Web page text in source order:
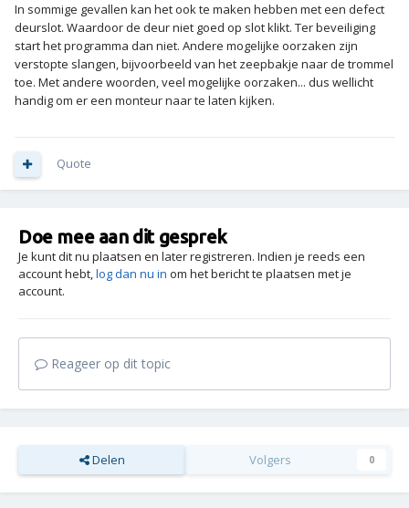
In sommige gevallen kan het ook te maken hebben met een defect
deurslot. Waardoor de deur niet goed op slot klikt. Ter beveiliging
start het programma dan niet. Andere mogelijke oorzaken zijn
verstopte slangen, bijvoorbeeld van het zeepbakje naar de trommel
toe. Met andere woorden, veel mogelijke oorzaken... dus wellicht
handig om er een monteur naar te laten kijken.
Quote
Doe mee aan dit gesprek
Je kunt dit nu plaatsen en later registreren. Indien je reeds een
account hebt,log dan nu in om het bericht te plaatsen met je
account.
Reageer op dit topic
Delen Volgers 0